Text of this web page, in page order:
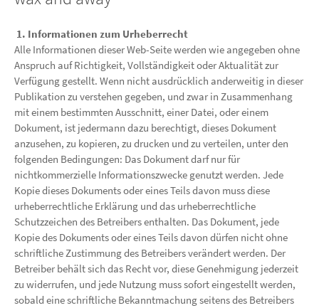
1. Informationen zum Urheberrecht
Alle Informationen dieser Web-Seite werden wie angegeben ohne
Anspruch auf Richtigkeit, Vollständigkeit oder Aktualität zur
Verfügung gestellt. Wenn nicht ausdrücklich anderweitig in dieser
Publikation zu verstehen gegeben, und zwar in Zusammenhang
mit einem bestimmten Ausschnitt, einer Datei, oder einem
Dokument, ist jedermann dazu berechtigt, dieses Dokument
anzusehen, zu kopieren, zu drucken und zu verteilen, unter den
folgenden Bedingungen: Das Dokument darf nur für
nichtkommerzielle Informationszwecke genutzt werden. Jede
Kopie dieses Dokuments oder eines Teils davon muss diese
urheberrechtliche Erklärung und das urheberrechtliche
Schutzzeichen des Betreibers enthalten. Das Dokument, jede
Kopie des Dokuments oder eines Teils davon dürfen nicht ohne
schriftliche Zustimmung des Betreibers verändert werden. Der
Betreiber behält sich das Recht vor, diese Genehmigung jederzeit
zu widerrufen, und jede Nutzung muss sofort eingestellt werden,
sobald eine schriftliche Bekanntmachung seitens des Betreibers